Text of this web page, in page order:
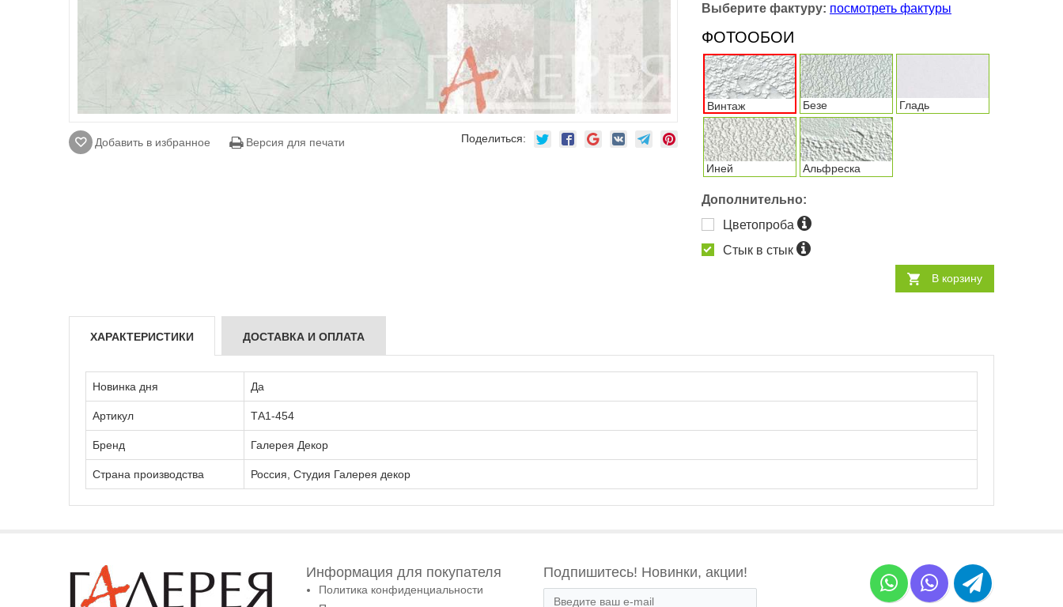
Добавить в избранное Версия для печати Поделиться:
Выберите фактуру: посмотреть фактуры
ФОТООБОИ
Винтаж Безе Гладь
Иней Альфреска
Дополнительно:
Цветопроба
Стык в стык
В корзину
ХАРАКТЕРИСТИКИ ДОСТАВКА И ОПЛАТА
Новинка дня Да
Артикул ТА1-454
Бренд Галерея Декор
Страна производства Россия, Студия Галерея декор
Информация для покупателя
Политика конфиденциальности
Подпишитесь! Новинки, акции!